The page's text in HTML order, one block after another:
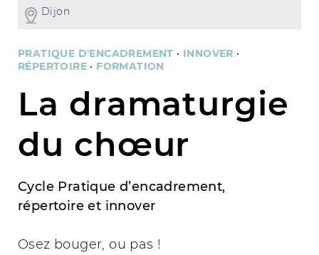
Dijon
PRATIQUE D'ENCADREMENT · INNOVER ·
RÉPERTOIRE · FORMATION
La dramaturgie
du chœur
Cycle Pratique d’encadrement,
répertoire et innover
Osez bouger, ou pas !